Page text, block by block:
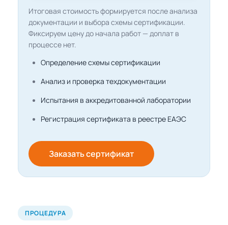
Итоговая стоимость формируется после анализа
документации и выбора схемы сертификации.
Фиксируем цену до начала работ — доплат в
процессе нет.
Определение схемы сертификации
Анализ и проверка техдокументации
Испытания в аккредитованной лаборатории
Регистрация сертификата в реестре ЕАЭС
Заказать сертификат
ПРОЦЕДУРА